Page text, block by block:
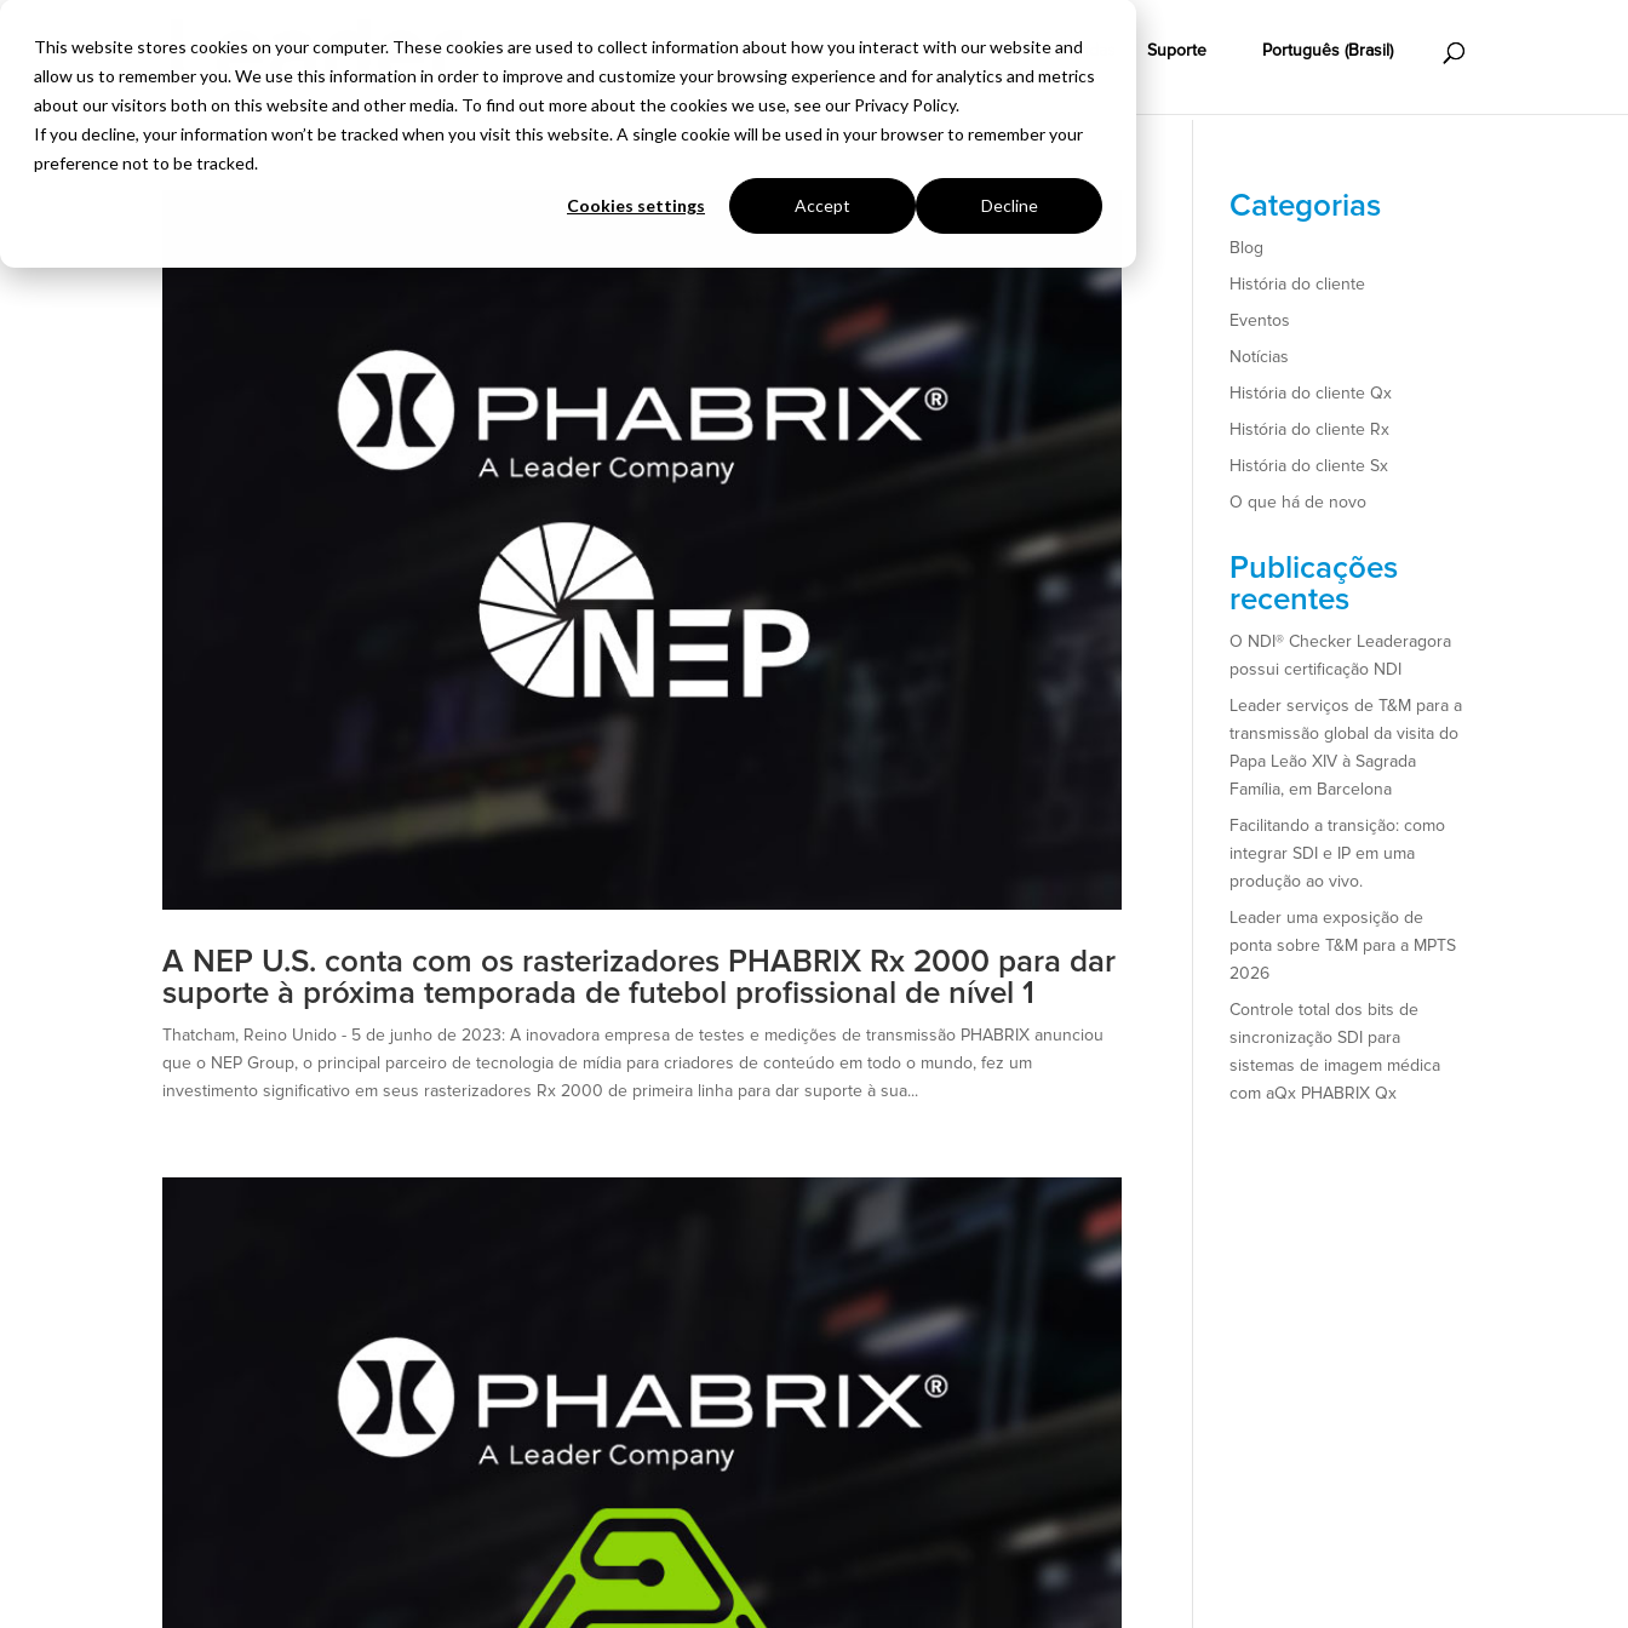
This website stores cookies on your computer. These cookies are used to collect information about how you interact with our website and
allow us to remember you. We use this information in order to improve and customize your browsing experience and for analytics and metrics
about our visitors both on this website and other media. To find out more about the cookies we use, see our Privacy Policy.
If you decline, your information won’t be tracked when you visit this website. A single cookie will be used in your browser to remember your
preference not to be tracked.
Cookies settings Accept Decline
Produtos Soluções Empresa Insights Vendas Suporte Português (Brasil)
A NEP U.S. conta com os rasterizadores PHABRIX Rx 2000 para dar
suporte à próxima temporada de futebol profissional de nível 1
Thatcham, Reino Unido - 5 de junho de 2023: A inovadora empresa de testes e medições de transmissão PHABRIX anunciou
que o NEP Group, o principal parceiro de tecnologia de mídia para criadores de conteúdo em todo o mundo, fez um
investimento significativo em seus rasterizadores Rx 2000 de primeira linha para dar suporte à sua...
Categorias
Blog
História do cliente
Eventos
Notícias
História do cliente Qx
História do cliente Rx
História do cliente Sx
O que há de novo
Publicações
recentes
O NDI® Checker Leaderagora
possui certificação NDI
Leader serviços de T&M para a
transmissão global da visita do
Papa Leão XIV à Sagrada
Família, em Barcelona
Facilitando a transição: como
integrar SDI e IP em uma
produção ao vivo.
Leader uma exposição de
ponta sobre T&M para a MPTS
2026
Controle total dos bits de
sincronização SDI para
sistemas de imagem médica
com aQx PHABRIX Qx